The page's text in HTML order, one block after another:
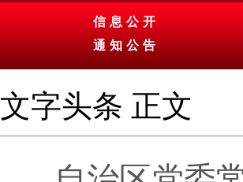
信息公开
通知公告
文字头条 正文